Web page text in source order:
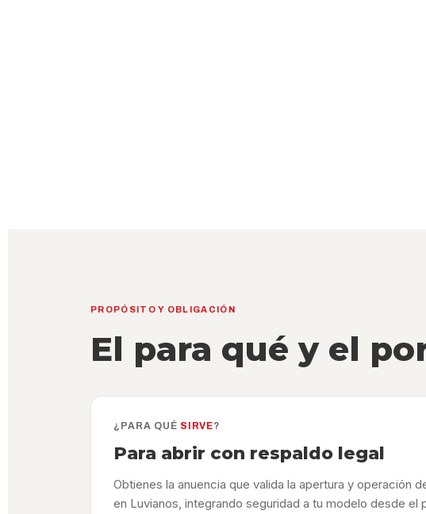
PROPÓSITO Y OBLIGACIÓN
El para qué y el
¿PARA QUÉ SIRVE?
Para abrir con respaldo legal
Obtienes la anuencia que valida la apertura y operación
en Luvianos, integrando seguridad a tu modelo desde el